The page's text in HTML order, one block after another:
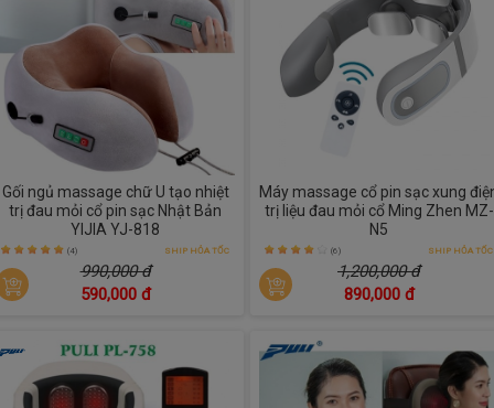
Gối ngủ massage chữ U tạo nhiệt
trị đau mỏi cổ pin sạc Nhật Bản
YIJIA YJ-818
(4) SHIP HỎA TỐC
990,000 đ
590,000 đ
Máy massage cổ pin sạc xung
trị liệu đau mỏi cổ Ming Zhen MZ-
N5
(6) SHIP HỎA TỐC
1,200,000 đ
890,000 đ